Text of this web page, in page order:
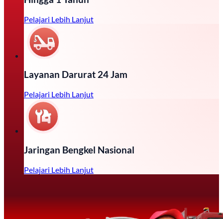
Pelajari Lebih Lanjut
Layanan Darurat 24 Jam
Pelajari Lebih Lanjut
Jaringan Bengkel Nasional
Pelajari Lebih Lanjut